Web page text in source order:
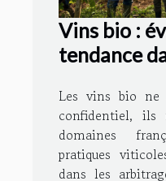
Vins bio :
tendance
Les vins bio ne
confidentiel, ils
domaines
pratiques
dans les